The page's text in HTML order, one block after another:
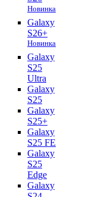
Новинка
Galaxy
S26+
Новинка
Galaxy
S25
Ultra
Galaxy
S25
Galaxy
S25+
Galaxy
S25 FE
Galaxy
S25
Edge
Galaxy